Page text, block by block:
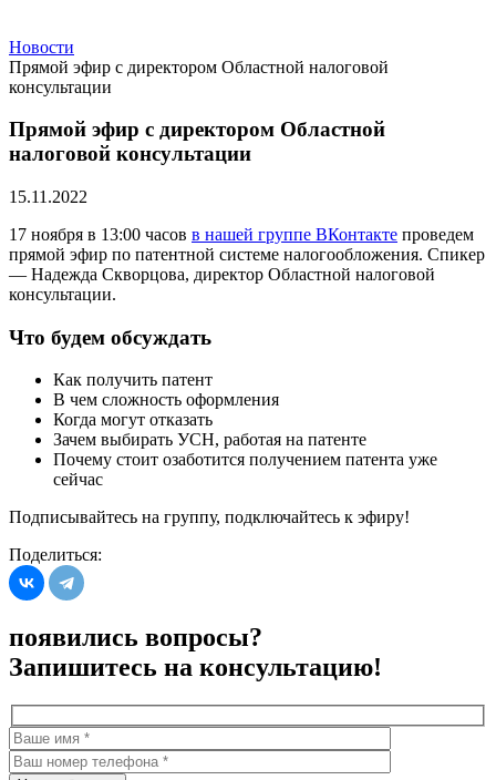
Новости
Прямой эфир с директором Областной налоговой
консультации
Прямой эфир с директором Областной
налоговой консультации
15.11.2022
17 ноября в 13:00 часов в нашей группе ВКонтакте проведем
прямой эфир по патентной системе налогообложения. Спикер
— Надежда Скворцова, директор Областной налоговой
консультации.
Что будем обсуждать
Как получить патент
В чем сложность оформления
Когда могут отказать
Зачем выбирать УСН, работая на патенте
Почему стоит озаботится получением патента уже
сейчас
Подписывайтесь на группу, подключайтесь к эфиру!
Поделиться:
появились вопросы?
Запишитесь на консультацию!